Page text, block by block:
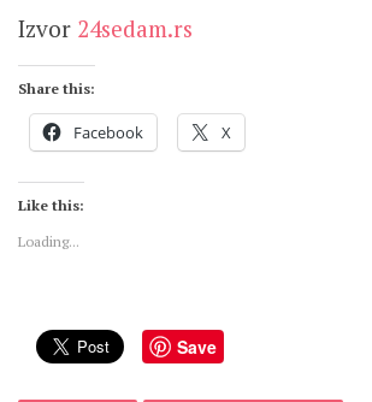
Izvor 24sedam.rs
Share this:
Facebook X
Like this:
Loading...
Save